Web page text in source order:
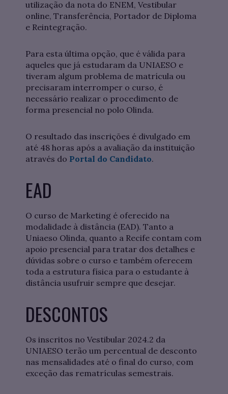
utilização da nota do ENEM, Vestibular
online, Transferência, Portador de Diploma
e Reintegração.
Para esta última opção, que é válida para
aqueles que já estudaram da UNIAESO e
tiveram algum problema de matrícula ou
precisaram interromper o curso, é
necessário realizar o procedimento de
forma presencial no polo Olinda.
O resultado das inscrições é divulgado em
até 48 horas após a avaliação da instituição
através do Portal do Candidato.
EAD
O curso de Marketing é oferecido na
modalidade à distância (EAD). Tanto a
Uniaeso Olinda, quanto a Recife contam com
apoio presencial para tratar dos detalhes e
dúvidas sobre o curso e também oferecem
toda a estrutura física para o estudante à
distância usufruir sempre que desejar.
DESCONTOS
Os inscritos no Vestibular 2024.2 da
UNIAESO terão um percentual de desconto
nas mensalidades até o final do curso, com
exceção das rematrículas semestrais.